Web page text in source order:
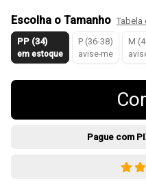
Escolha o Tamanho Tabela
PP (34)
em estoque
P (36-38)
avise-me
M
Pague com